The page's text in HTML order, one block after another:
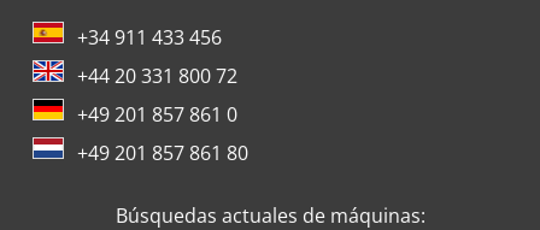
+34 911 433 456
+44 20 331 800 72
+49 201 857 861 0
+49 201 857 861 80
Búsquedas actuales de máquinas: